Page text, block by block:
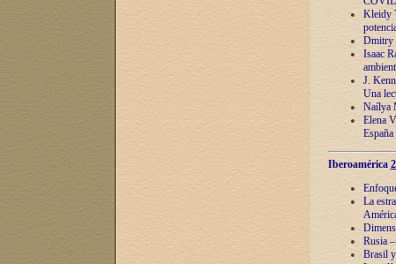
Kleidy
Dmitry
Isaac
J.
Una
Naílya
Elena
España
Iberoamérica
La
Rusia
Brasil